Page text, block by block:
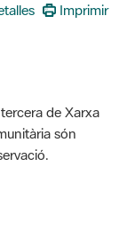
Imprimir
de Xarxa
són